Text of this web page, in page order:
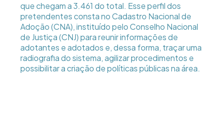
que chegam a 3.461 do total. Esse perfil dos
pretendentes consta no Cadastro Nacional de
Adoção (CNA), instituído pelo Conselho Nacional
de Justiça (CNJ) para reunir informações de
adotantes e adotados e, dessa forma, traçar uma
radiografia do sistema, agilizar procedimentos e
possibilitar a criação de políticas públicas na área.